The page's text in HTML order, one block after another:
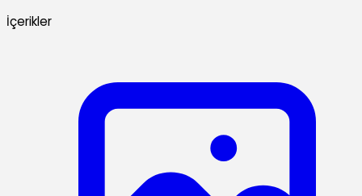
İçerikler